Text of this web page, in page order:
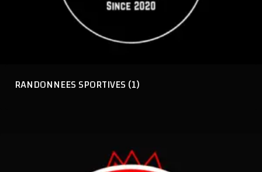
RANDONNEES SPORTIVES(1)